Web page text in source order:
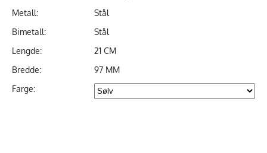
Metall:
Stål
Bimetall:
Stål
Lengde:
21 CM
Bredde:
97 MM
Farge: